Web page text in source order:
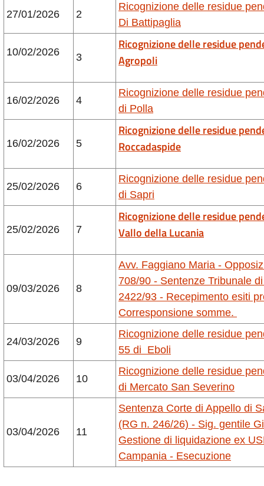
27/01/2026 2
Ricognizione delle residue
Di Battipaglia
10/02/2026 3
Ricognizione delle residue
Agropoli
16/02/2026 4
Ricognizione delle residue
di Polla
16/02/2026 5
Ricognizione delle residue
Roccadaspide
25/02/2026 6
Ricognizione delle residue
di Sapri
25/02/2026 7
Ricognizione delle residue
Vallo della Lucania
09/03/2026 8
Avv. Faggiano Maria -
708/90 - Sentenze Tribunale
2422/93 - Recepimento esiti
Corresponsione somme.
24/03/2026 9
Ricognizione delle residue
55 di Eboli
03/04/2026 10
Ricognizione delle residue
di Mercato San Severino
03/04/2026 11
Sentenza Corte di Appello di
(RG n. 246/26) - Sig. gentile
Gestione di liquidazione ex
Campania - Esecuzione